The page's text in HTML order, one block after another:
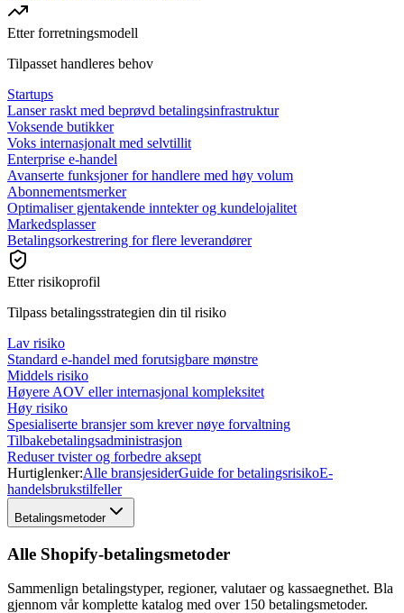
Etter forretningsmodell
Tilpasset handleres behov
Startups
Lanser raskt med beprøvd betalingsinfrastruktur
Voksende butikker
Voks internasjonalt med selvtillit
Enterprise e-handel
Avanserte funksjoner for handlere med høy volum
Abonnementsmerker
Optimaliser gjentakende inntekter og kundelojalitet
Markedsplasser
Betalingsorkestrering for flere leverandører
Etter risikoprofil
Tilpass betalingsstrategien din til risiko
Lav risiko
Standard e-handel med forutsigbare mønstre
Middels risiko
Høyere AOV eller internasjonal kompleksitet
Høy risiko
Spesialiserte bransjer som krever nøye forvaltning
Tilbakebetalingsadministrasjon
Reduser tvister og forbedre aksept
Hurtiglenker:Alle bransjesiderGuide for betalingsrisikoE-
handelsbrukstilfeller
Betalingsmetoder
Alle Shopify-betalingsmetoder
Sammenlign betalingstyper, regioner, valutaer og kassaegnethet. Bla
gjennom vår komplette katalog med over 150 betalingsmetoder.